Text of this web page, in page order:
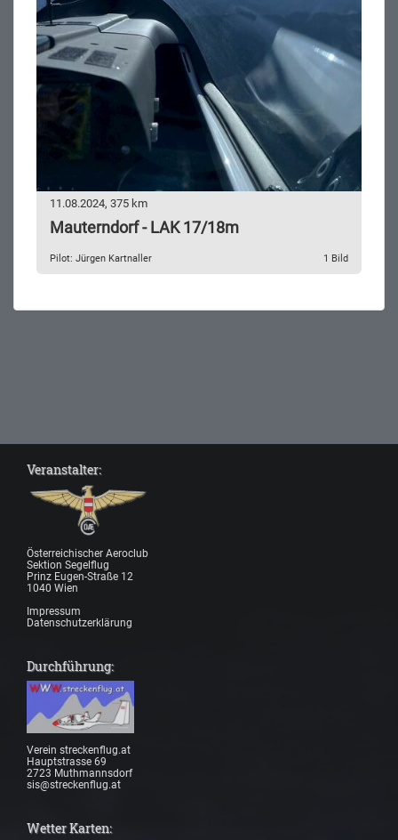
11.08.2024, 375 km
Mauterndorf - LAK 17/18m
Pilot: Jürgen Kartnaller 1 Bild
Veranstalter:
Österreichischer Aeroclub
Sektion Segelflug
Prinz Eugen-Straße 12
1040 Wien
Impressum
Datenschutzerklärung
Durchführung:
Verein streckenflug.at
Hauptstrasse 69
2723 Muthmannsdorf
sis@streckenflug.at
Wetter Karten: